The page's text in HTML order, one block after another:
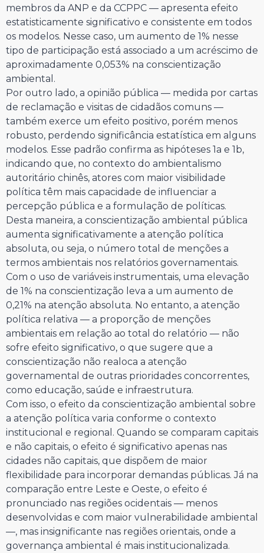
membros da ANP e da CCPPC — apresenta efeito
estatisticamente significativo e consistente em todos
os modelos. Nesse caso, um aumento de 1% nesse
tipo de participação está associado a um acréscimo de
aproximadamente 0,053% na conscientização
ambiental.
Por outro lado, a opinião pública — medida por cartas
de reclamação e visitas de cidadãos comuns —
também exerce um efeito positivo, porém menos
robusto, perdendo significância estatística em alguns
modelos. Esse padrão confirma as hipóteses 1a e 1b,
indicando que, no contexto do ambientalismo
autoritário chinês, atores com maior visibilidade
política têm mais capacidade de influenciar a
percepção pública e a formulação de políticas.
Desta maneira, a conscientização ambiental pública
aumenta significativamente a atenção política
absoluta, ou seja, o número total de menções a
termos ambientais nos relatórios governamentais.
Com o uso de variáveis instrumentais, uma elevação
de 1% na conscientização leva a um aumento de
0,21% na atenção absoluta. No entanto, a atenção
política relativa — a proporção de menções
ambientais em relação ao total do relatório — não
sofre efeito significativo, o que sugere que a
conscientização não realoca a atenção
governamental de outras prioridades concorrentes,
como educação, saúde e infraestrutura.
Com isso, o efeito da conscientização ambiental sobre
a atenção política varia conforme o contexto
institucional e regional. Quando se comparam capitais
e não capitais, o efeito é significativo apenas nas
cidades não capitais, que dispõem de maior
flexibilidade para incorporar demandas públicas. Já na
comparação entre Leste e Oeste, o efeito é
pronunciado nas regiões ocidentais — menos
desenvolvidas e com maior vulnerabilidade ambiental
—, mas insignificante nas regiões orientais, onde a
governança ambiental é mais institucionalizada.